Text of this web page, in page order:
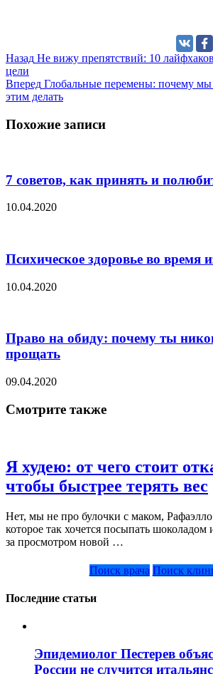
Назад Не вижу препятствий: 10
цели
Вперед Глобальные перемены: почему мы
этим делать
Похожие записи
7 советов, как принять и
10.04.2020
Психическое здоровье во время
10.04.2020
Право на обиду: почему ты
прощать
09.04.2020
Смотрите также
Я худею: от чего стоит
чтобы быстрее терять вес
Нет, мы не про булочки с маком,
которое так хочется посыпать шоколадом
за просмотром новой …
Поиск врача Поиск
Последние статьи
Эпидемиолог Пестерев
России не случится